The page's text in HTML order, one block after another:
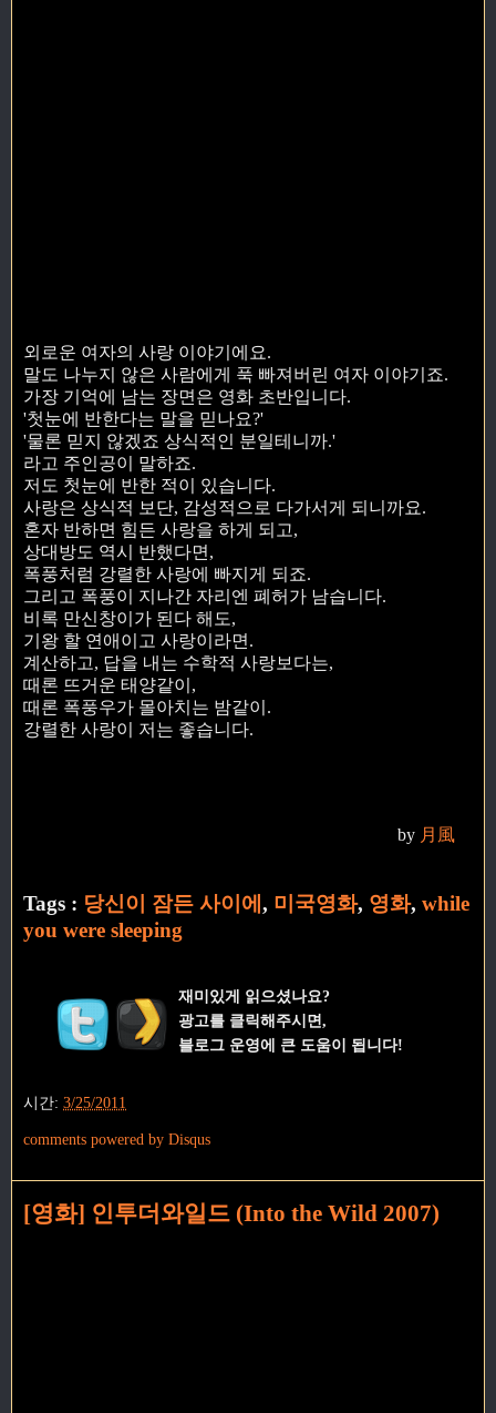
외로운 여자의 사랑 이야기에요.
말도 나누지 않은 사람에게 푹 빠져버린 여자 이야기죠.
가장 기억에 남는 장면은 영화 초반입니다.
'첫눈에 반한다는 말을 믿나요?'
'물론 믿지 않겠죠 상식적인 분일테니까.'
라고 주인공이 말하죠.
저도 첫눈에 반한 적이 있습니다.
사랑은 상식적 보단, 감성적으로 다가서게 되니까요.
혼자 반하면 힘든 사랑을 하게 되고,
상대방도 역시 반했다면,
폭풍처럼 강렬한 사랑에 빠지게 되죠.
그리고 폭풍이 지나간 자리엔 폐허가 남습니다.
비록 만신창이가 된다 해도,
기왕 할 연애이고 사랑이라면.
계산하고, 답을 내는 수학적 사랑보다는,
때론 뜨거운 태양같이,
때론 폭풍우가 몰아치는 밤같이.
강렬한 사랑이 저는 좋습니다.
by 月風
Tags : 당신이 잠든 사이에 , 미국영화, 영화, while
you were sleeping
재미있게 읽으셨나요?
광고를 클릭해주시면,
블로그 운영에 큰 도움이 됩니다!
시간: 3/25/2011
comments powered by Disqus
[영화] 인투더와일드 (Into the Wild 2007)